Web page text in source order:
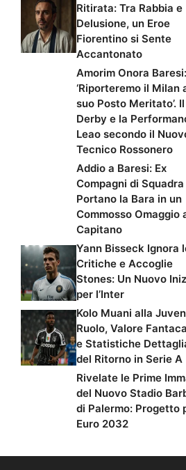
Ritirata: Tra Rabbia e
Delusione, un Eroe
Fiorentino si Sente
Accantonato
Amorim Onora Baresi:
‘Riporteremo il Milan
suo Posto Meritato’. Il
Derby e la
Leao secondo il
Tecnico Rossonero
Addio a Baresi: Ex
Compagni di Squadra
Portano la Bara in un
Commosso Omaggio
Capitano
Yann Bisseck Ignora
Critiche e Accoglie
Stones: Un Nuovo
per l’Inter
Kolo Muani alla
Ruolo, Valore
e Statistiche
del Ritorno in Serie A
Rivelate le Prime
del Nuovo Stadio
di Palermo: Progetto
Euro 2032